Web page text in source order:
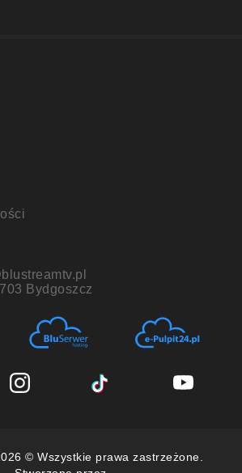
Bydgoszcz
© Wszystkie prawa zastrzeżone.